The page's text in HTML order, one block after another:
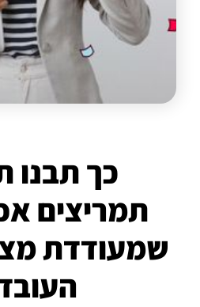
כך תבנו
תמריצים
שמעודדת